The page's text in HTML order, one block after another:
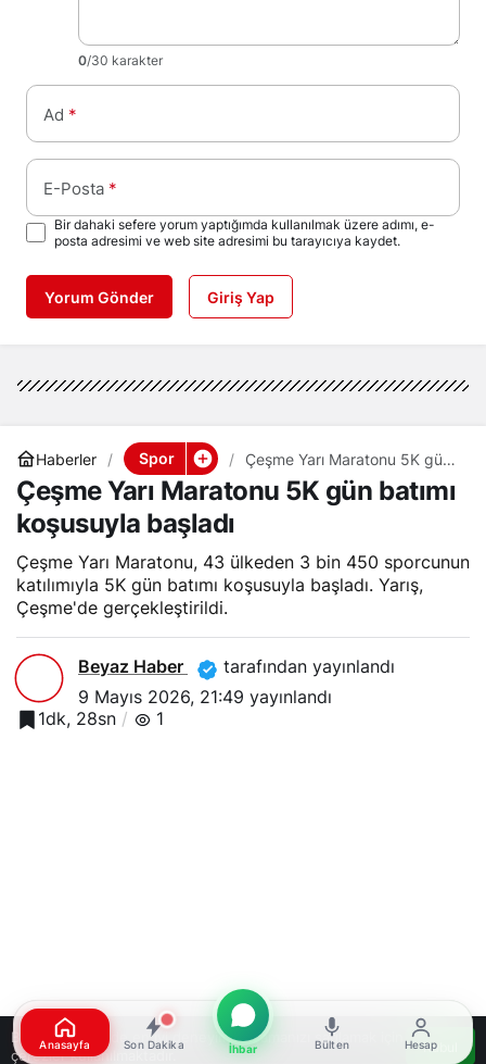
0/30 karakter
Ad *
E-Posta *
Bir dahaki sefere yorum yaptığımda kullanılmak üzere adımı, e-
posta adresimi ve web site adresimi bu tarayıcıya kaydet.
Yorum Gönder Giriş Yap
Haberler Spor
Çeşme Yarı Maratonu 5K gün
batımı koşusuyla başladı
Çeşme Yarı Maratonu 5K gün batımı
koşusuyla başladı
Çeşme Yarı Maratonu, 43 ülkeden 3 bin 450 sporcunun
katılımıyla 5K gün batımı koşusuyla başladı. Yarış,
Çeşme'de gerçekleştirildi.
Beyaz Haber
tarafından yayınlandı
9 Mayıs 2026, 21:49 yayınlandı
1dk, 28sn
1
Bu web sitesinde en iyi deneyimi yaşamanızı sağlamak için
çerezler kullanılmaktadır.
Kabul
Anasayfa Son Dakika İhbar Bülten Hesap